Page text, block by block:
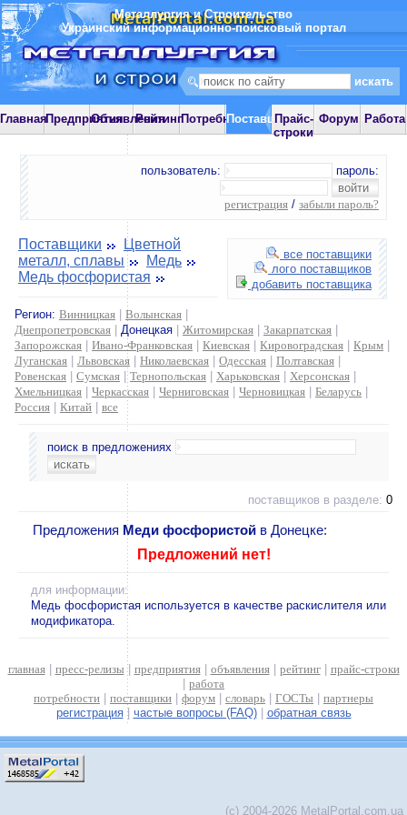
Металлургия и Строительство
Украинский информационно-поисковый портал
ГлавнаяПредприятияОбъявления
РейтингПотребностиПоставщики
Прайс-
строки
Форум Работа
пользователь: пароль:
регистрация / забыли пароль?
все поставщики
лого поставщиков
добавить поставщика
Поставщики
Цветной
металл, сплавы
Медь
Медь фосфористая
Регион: Винницкая Волынская
Днепропетровская
Донецкая Житомирская Закарпатская
Запорожская
Ивано-Франковская Киевская Кировоградская Крым
Луганская
Львовская Николаевская Одесская Полтавская
Ровенская
Сумская |Тернопольская Харьковская Херсонская
Хмельницкая
Черкасская Черниговская Черновицкая Беларусь
Россия
Китай все
поиск в предложениях
поставщиков в разделе: 0
Предложения Меди фосфористой в Донецке:
Предложений нет!
для информации:
Медь фосфористая используется в качестве раскислителя или
модификатора.
главная| пресс-релизы | предприятия| объявления| рейтинг| прайс-строки
работа
потребности
поставщики форум словарь ГОСТы
партнеры
регистрация| частые вопросы (FAQ)| обратная связь
(c) 2004-2026 MetalPortal.com.ua